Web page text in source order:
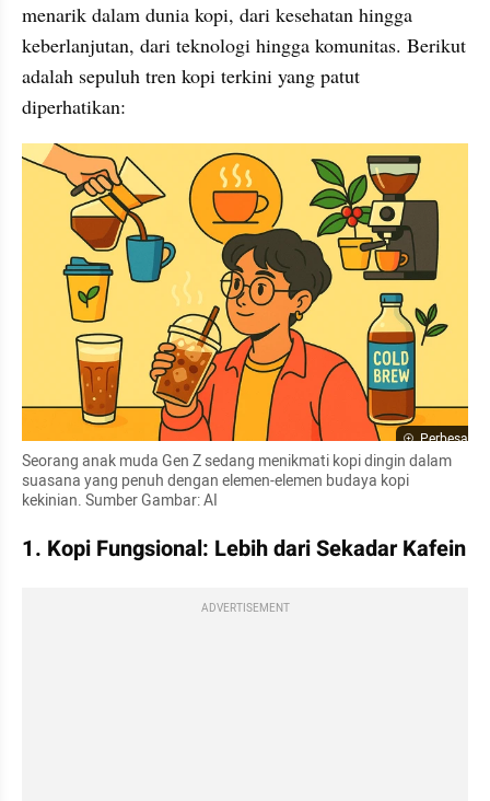
menarik dalam dunia kopi, dari kesehatan hingga
keberlanjutan, dari teknologi hingga komunitas. Berikut
adalah sepuluh tren kopi terkini yang patut
diperhatikan:​
Perbesar
Seorang anak muda Gen Z sedang menikmati kopi dingin dalam
suasana yang penuh dengan elemen-elemen budaya kopi
kekinian. Sumber Gambar: AI
1. Kopi Fungsional: Lebih dari Sekadar Kafein
ADVERTISEMENT